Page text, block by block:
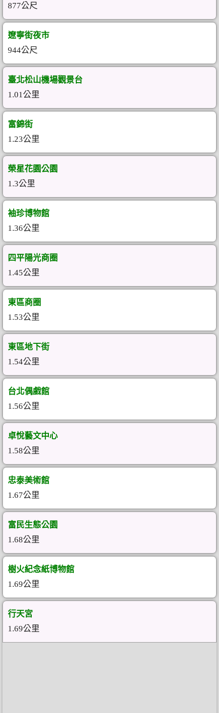
877公尺
遼寧街夜市
944公尺
臺北松山機場觀景台
1.01公里
富錦街
1.23公里
榮星花園公園
1.3公里
袖珍博物館
1.36公里
四平陽光商圈
1.45公里
東區商圈
1.53公里
東區地下街
1.54公里
台北偶戲館
1.56公里
卓悅藝文中心
1.58公里
忠泰美術館
1.67公里
富民生態公園
1.68公里
樹火紀念紙博物館
1.69公里
行天宮
1.69公里